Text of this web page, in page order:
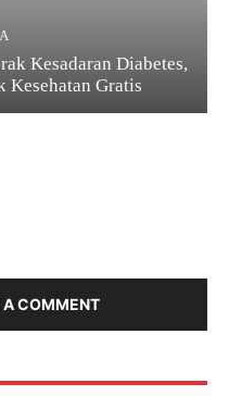
Kesadaran Diabetes,
Kesehatan Gratis
A COMMENT